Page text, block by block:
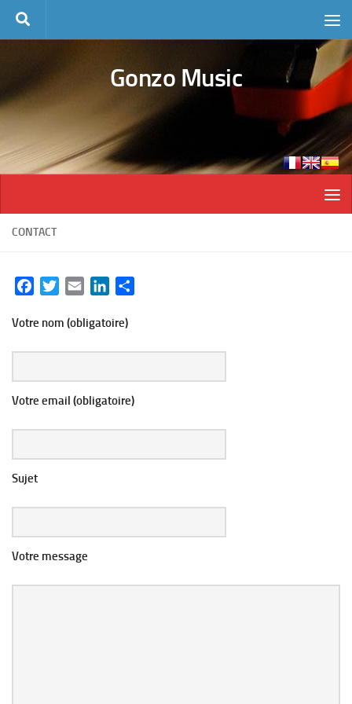
Skip to content
Gonzo Music
CONTACT
FacebookTwitterEmail LinkedIn
Votre nom (obligatoire)
Votre email (obligatoire)
Sujet
Votre message